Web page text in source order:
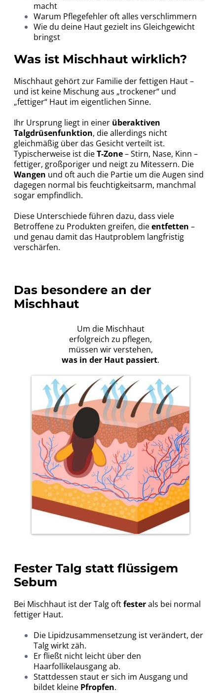
macht
Warum Pflegefehler oft alles verschlimmern
Wie du deine Haut gezielt ins Gleichgewicht
bringst
Was ist Mischhaut wirklich?
Mischhaut gehört zur Familie der fettigen Haut –
und ist keine Mischung aus „trockener“ und
„fettiger“ Haut im eigentlichen Sinne.
Ihr Ursprung liegt in einer überaktiven
Talgdrüsenfunktion, die allerdings nicht
gleichmäßig über das Gesicht verteilt ist.
Typischerweise ist dieT-Zone– Stirn, Nase, Kinn –
fettiger, großporiger und neigt zu Mitessern. Die
Wangen und oft auch die Partie um die Augen sind
dagegen normal bis feuchtigkeitsarm, manchmal
sogar empfindlich.
Diese Unterschiede führen dazu, dass viele
Betroffene zu Produkten greifen, dieentfetten –
und genau damit das Hautproblem langfristig
verschärfen.
Das besondere an der
Mischhaut
Um die Mischhaut
erfolgreich zu pflegen,
müssen wir verstehen,
was in der Haut passiert.
Fester Talg statt flüssigem
Sebum
Bei Mischhaut ist der Talg oftfesterals bei normal
fettiger Haut.
Die Lipidzusammensetzung ist verändert, der
Talg wirkt zäh.
Er fließt nicht leicht über den
Haarfollikelausgang ab.
Stattdessen staut er sich im Ausgang und
bildet kleine Pfropfen.